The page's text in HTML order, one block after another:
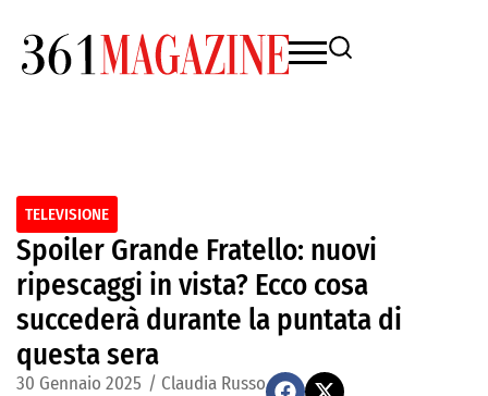
TELEVISIONE
Spoiler Grande Fratello: nuovi
ripescaggi in vista? Ecco cosa
succederà durante la puntata di
questa sera
30 Gennaio 2025 / Claudia Russo